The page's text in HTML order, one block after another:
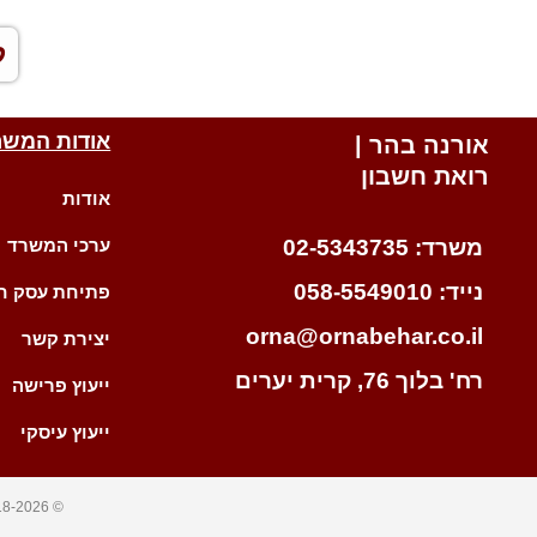
אורנה בהר |
רואת חשבון
משרד: 02-5343735
נייד: 058-5549010
orna@ornabehar.co.il
רח' בלוך 76, קרית יערים
אודות
אודות
ערכי המשרד
פתיחת עסק
יצירת קשר
ייעוץ פרישה
ייעוץ עיסקי
© 2018-2026 כל הזכויות שמורות